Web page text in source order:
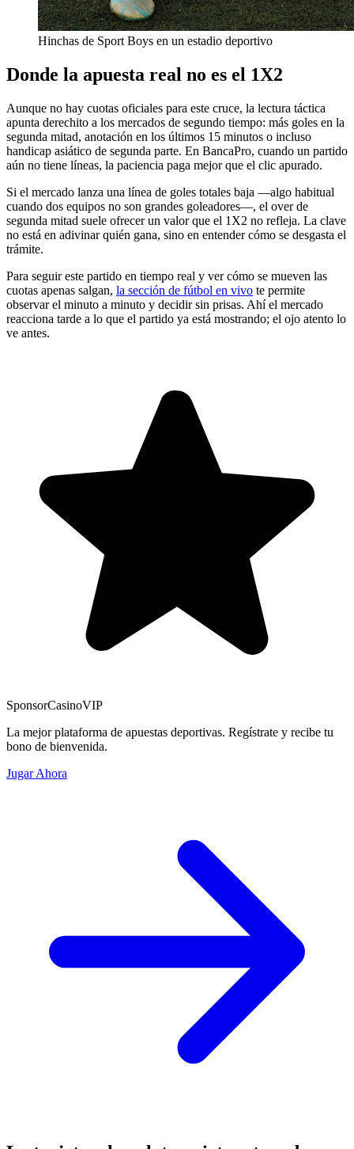
Hinchas de Sport Boys en un estadio deportivo
Donde la apuesta real no es el 1X2
Aunque no hay cuotas oficiales para este cruce, la lectura táctica
apunta derechito a los mercados de segundo tiempo: más goles en la
segunda mitad, anotación en los últimos 15 minutos o incluso
handicap asiático de segunda parte. En BancaPro, cuando un partido
aún no tiene líneas, la paciencia paga mejor que el clic apurado.
Si el mercado lanza una línea de goles totales baja —algo habitual
cuando dos equipos no son grandes goleadores—, el over de
segunda mitad suele ofrecer un valor que el 1X2 no refleja. La clave
no está en adivinar quién gana, sino en entender cómo se desgasta el
trámite.
Para seguir este partido en tiempo real y ver cómo se mueven las
cuotas apenas salgan, la sección de fútbol en vivo te permite
observar el minuto a minuto y decidir sin prisas. Ahí el mercado
reacciona tarde a lo que el partido ya está mostrando; el ojo atento lo
ve antes.
SponsorCasinoVIP
La mejor plataforma de apuestas deportivas. Regístrate y recibe tu
bono de bienvenida.
Jugar Ahora